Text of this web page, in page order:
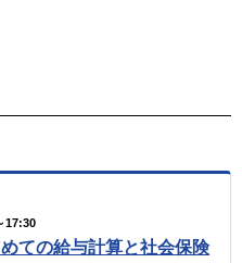
17:30
めての給与計算と社会保険